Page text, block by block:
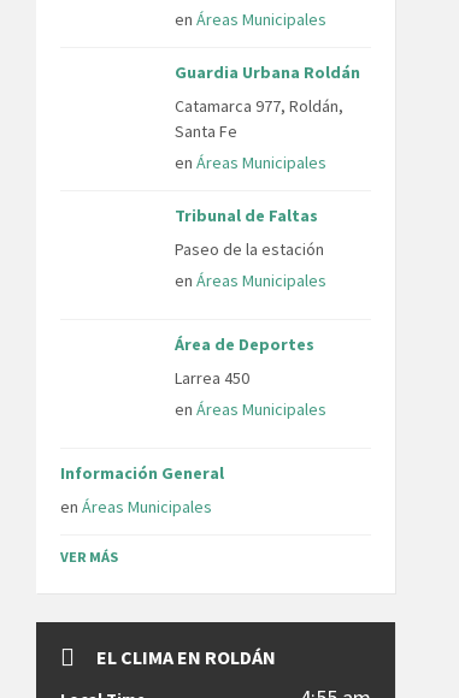
en Áreas Municipales
Guardia Urbana Roldán
Catamarca 977, Roldán,
Santa Fe
en Áreas Municipales
Tribunal de Faltas
Paseo de la estación
en Áreas Municipales
Área de Deportes
Larrea 450
en Áreas Municipales
Información General
en Áreas Municipales
VER MÁS
EL CLIMA EN ROLDÁN